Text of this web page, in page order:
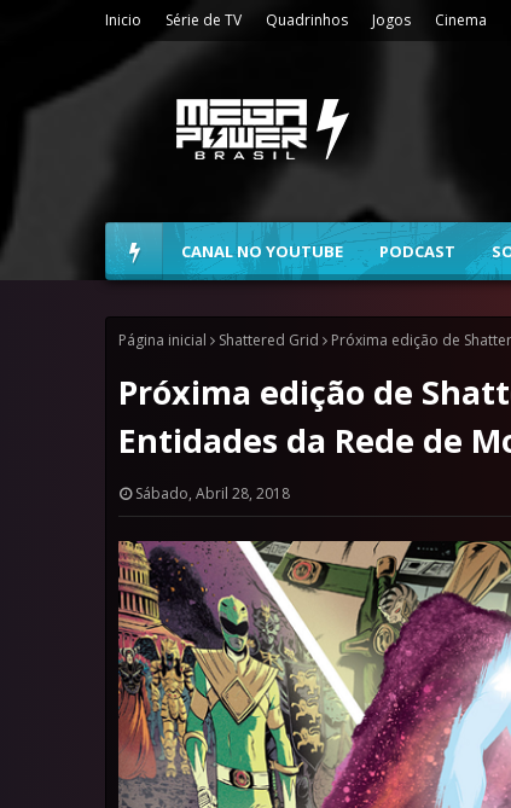
Inicio Série de TV Quadrinhos Jogos Cinema
CANAL NO YOUTUBE PODCAST
Página inicial Shattered Grid Próxima edição de
Próxima edição de
Entidades da Rede de
Sábado, Abril 28, 2018